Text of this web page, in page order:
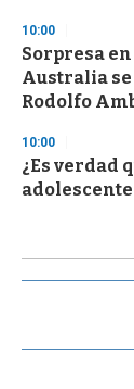
10:00
Sorpresa en
Australia
Rodolfo
10:00
¿Es verdad